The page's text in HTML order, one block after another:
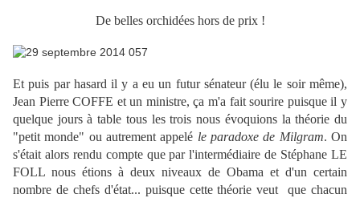
De belles orchidées hors de prix !
Et puis par hasard il y a eu un futur sénateur (élu le soir même),
Jean Pierre COFFE et un ministre, ça m'a fait sourire puisque il y
quelque jours à table tous les trois nous évoquions la théorie du
"petit monde" ou autrement appelé le paradoxe de Milgram. On
s'était alors rendu compte que par l'intermédiaire de Stéphane LE
FOLL nous étions à deux niveaux de Obama et d'un certain
nombre de chefs d'état... puisque cette théorie veut que chacun